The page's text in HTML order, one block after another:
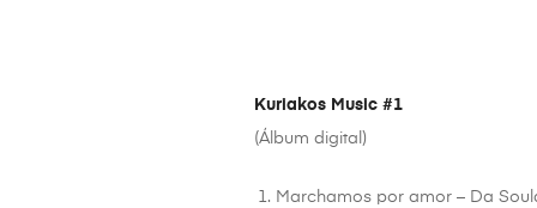
Kuriakos Music #1
(Álbum digital)
Marchamos por amor – Da